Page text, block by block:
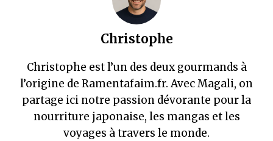
Christophe
Christophe est l’un des deux gourmands à
l’origine de Ramentafaim.fr. Avec Magali, on
partage ici notre passion dévorante pour la
nourriture japonaise, les mangas et les
voyages à travers le monde.